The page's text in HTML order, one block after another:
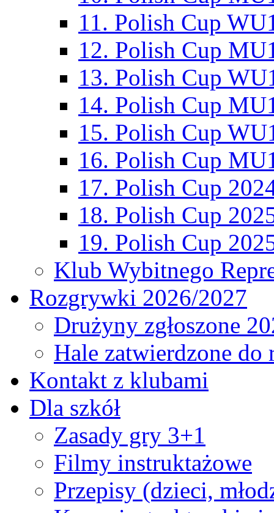
11. Polish Cup
12. Polish Cup
13. Polish Cup
14. Polish Cup
15. Polish Cup
16. Polish Cup
17. Polish Cup
18. Polish Cup
19. Polish Cup
Klub Wybitnego
Rozgrywki 2026/2027
Drużyny zgłoszone
Hale zatwierdzone
Kontakt z klubami
Dla szkół
Zasady gry 3+1
Filmy instruktażowe
Przepisy (dzieci,